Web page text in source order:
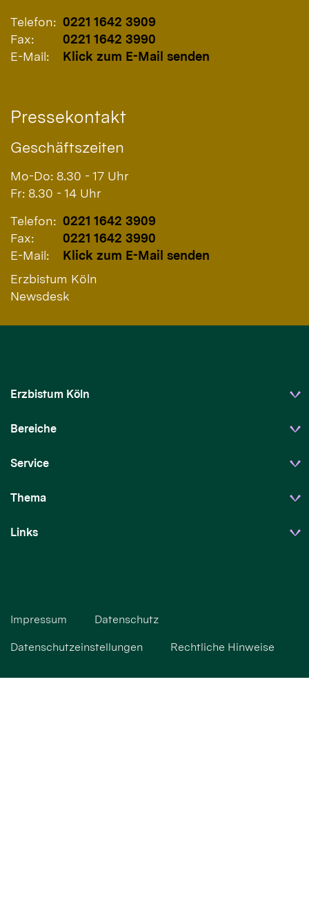
Telefon: 0221 1642 3909
Fax:
0221 1642 3990
E-Mail:
Klick zum E-Mail senden
Pressekontakt
Geschäftszeiten
Mo-Do: 8.30 - 17 Uhr
Fr: 8.30 - 14 Uhr
Telefon: 0221 1642 3909
Fax:
0221 1642 3990
E-Mail:
Klick zum E-Mail senden
Erzbistum Köln
Newsdesk
Erzbistum Köln
Bereiche
Service
Thema
Links
Impressum Datenschutz
Datenschutzeinstellungen Rechtliche Hinweise